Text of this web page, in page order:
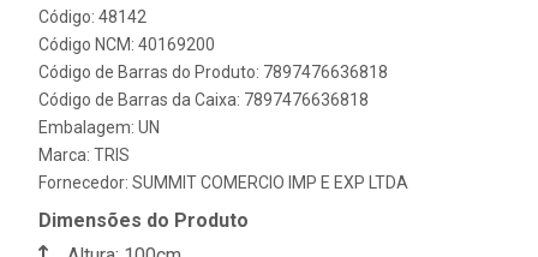
Código: 48142
Código NCM: 40169200
Código de Barras do Produto: 7897476636818
Código de Barras da Caixa: 7897476636818
Embalagem: UN
Marca: TRIS
Fornecedor: SUMMIT COMERCIO IMP E EXP LTDA
Dimensões do Produto